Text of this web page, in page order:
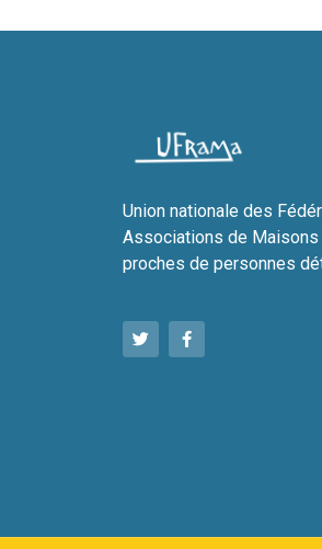
Union nationale des
Associations de
proches de personnes